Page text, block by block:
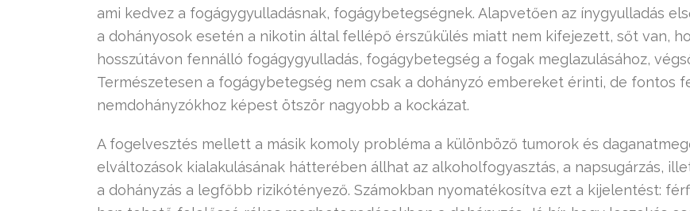
ami kedvez a fogágygyulladásnak, fogágybetegségnek. Alapvetően az ínygyulladás
a dohányosok esetén a nikotin által fellépő érszűkülés miatt nem kifejezett, sőt van,
hosszútávon fennálló fogágygyulladás, fogágybetegség a fogak meglazulásához,
Természetesen a fogágybetegség nem csak a dohányzó embereket érinti, de fontos
nemdohányzókhoz képest ötször nagyobb a kockázat.
A fogelvesztés mellett a másik komoly probléma a különböző tumorok és
elváltozások kialakulásának hátterében állhat az alkoholfogyasztás, a napsugárzás,
a dohányzás a legfőbb rizikótényező. Számokban nyomatékosítva ezt a kijelentést: